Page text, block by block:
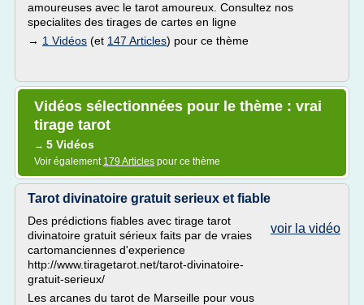
amoureuses avec le tarot amoureux. Consultez nos
specialites des tirages de cartes en ligne
→ 1 Vidéos (et 147 Articles) pour ce thème
Vidéos sélectionnées pour le thème : vrai
tirage tarot
→ 5 Vidéos
Voir également 179 Articles pour ce thème
Tarot divinatoire gratuit serieux et fiable
voir la vidéo
Des prédictions fiables avec tirage tarot
divinatoire gratuit sérieux faits par de vraies
cartomanciennes d'experience
http://www.tiragetarot.net/tarot-divinatoire-
gratuit-serieux/
Les arcanes du tarot de Marseille pour vous